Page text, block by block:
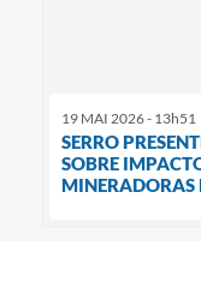
19 MAI 2026 - 13h51
SERRO
SOBRE